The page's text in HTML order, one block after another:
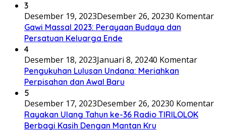
3
Desember 19, 2023Desember 26, 20230 Komentar
Gawi Massal 2023: Perayaan Budaya dan
Persatuan Keluarga Ende
4
Desember 18, 2023Januari 8, 20240 Komentar
Pengukuhan Lulusan Undana: Meriahkan
Perpisahan dan Awal Baru
5
Desember 17, 2023Desember 26, 20230 Komentar
Rayakan Ulang Tahun ke-36 Radio TIRILOLOK
Berbagi Kasih Dengan Mantan Kru